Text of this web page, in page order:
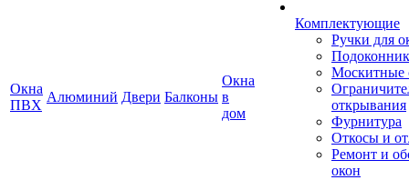
Окна
ПВХ
Алюминий Двери Балконы
Окна
в
дом
Комплектующие
Ручки для
Москитные
открывания
Фурнитура
Откосы и
Ремонт и
окон